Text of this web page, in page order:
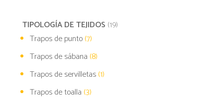
TIPOLOGÍA DE TEJIDOS (19)
Trapos de punto(7)
Trapos de sábana (8)
Trapos de servilletas(1)
Trapos de toalla (3)